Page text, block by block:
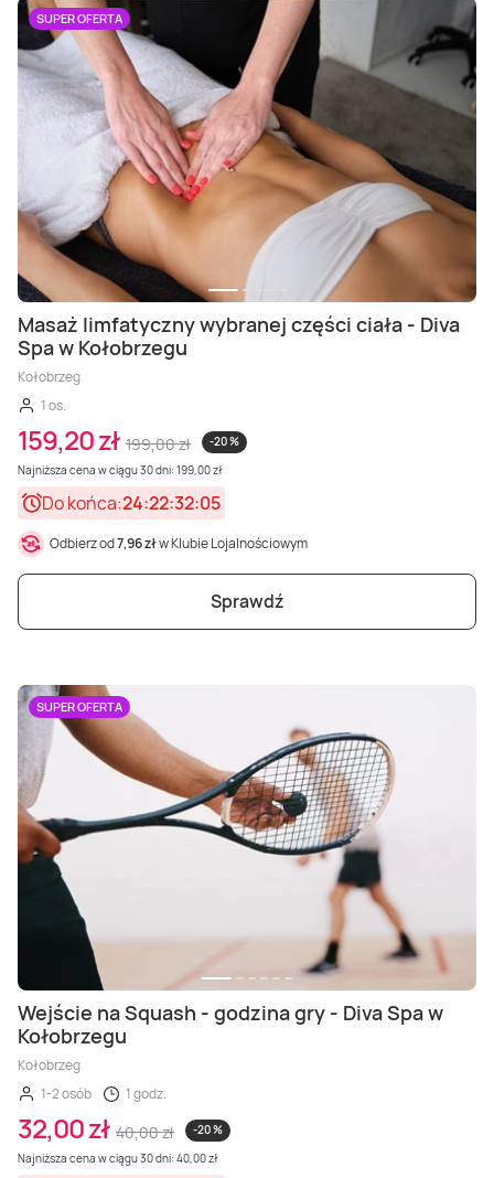
SUPER OFERTA
Masaż limfatyczny wybranej części ciała - Diva
Spa w Kołobrzegu
Kołobrzeg
1 os.
159,20 zł 199,00 zł
-20 %
Najniższa cena w ciągu 30 dni: 199,00 zł
Do końca:24:22:32:03
Odbierz od7,96 złw Klubie Lojalnościowym
Sprawdź
SUPER OFERTA
Wejście na Squash - godzina gry - Diva Spa w
Kołobrzegu
Kołobrzeg
1-2 osób
1 godz.
32,00 zł 40,00 zł
-20 %
Najniższa cena w ciągu 30 dni: 40,00 zł